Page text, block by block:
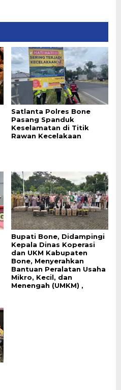
Satlanta Polres Bone
Pasang Spanduk
Keselamatan di Titik
Rawan Kecelakaan
Bupati Bone, Didampingi
Kepala Dinas Koperasi
dan UKM Kabupaten
Bone, Menyerahkan
Bantuan Peralatan Usaha
Mikro, Kecil, dan
Menengah (UMKM) ,